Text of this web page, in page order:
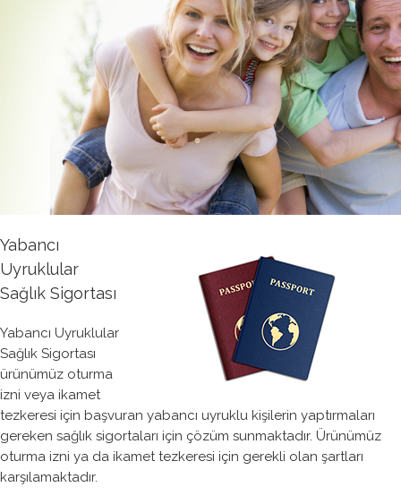
Yabancı
Uyruklular
Sağlık Sigortası
Yabancı Uyruklular
Sağlık Sigortası
ürünümüz oturma
izni veya ikamet
tezkeresi için başvuran yabancı uyruklu kişilerin yaptırmaları
gereken sağlık sigortaları için çözüm sunmaktadır. Ürünümüz
oturma izni ya da ikamet tezkeresi için gerekli olan şartları
karşılamaktadır.